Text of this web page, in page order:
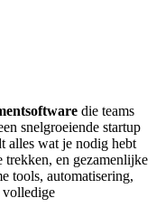
die teams
snelgroeiende startup
alles wat je nodig hebt
trekken, en gezamenlijke
tools, automatisering,
volledige